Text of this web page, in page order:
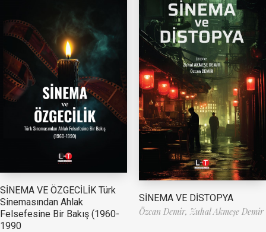
SİNEMA VE ÖZGECİLİK Türk
Sinemasından Ahlak
Felsefesine Bir Bakış (1960-
1990
SİNEMA VE DİSTOPYA
Özcan Demir, Zuhal Akmeşe Demir